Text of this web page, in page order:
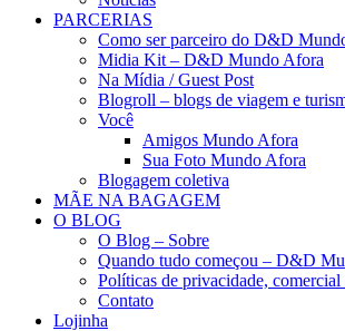
PARCERIAS
Como ser parceiro do D&D
Midia Kit – D&D Mundo Afora
Na Mídia / Guest Post
Blogroll – blogs de viagem e
Você
Amigos Mundo Afora
Sua Foto Mundo Afora
Blogagem coletiva
MÃE NA BAGAGEM
O BLOG
O Blog – Sobre
Quando tudo começou – D&D
Políticas de privacidade, comercial
Contato
Lojinha